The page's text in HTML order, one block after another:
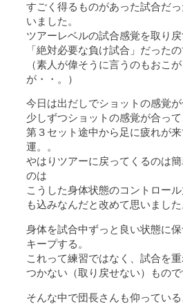
すごく得るものがあった試合だ
いました。
ツアーレベルの試合感覚を取り
「絶対必要な負け試合」だった
（素人が偉そうに言うのもおこ
が・・。）
今日は出だしでショットの感覚が
少しずつショットの感覚が合って
第３セット途中から足に疲れが
運。。
やはりツアーに戻ってくるのは
のは
こうした身体状態のコントロー
も込みなんだと改めて思いました
身体を試合中ずっと良い状態に
キープする。
これって練習ではなく、試合を
つかない（取り戻せない）もので
そんな中で団長さんも仰っている